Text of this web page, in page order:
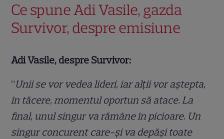
Ce spune Adi Vasile, gazda
Survivor, despre emisiune
Adi Vasile, despre Survivor:
”Unii se vor vedea lideri, iar alții vor aștepta,
în tăcere, momentul oportun să atace. La
final, unul singur va rămâne în picioare. Un
singur concurent care-și va depăși toate